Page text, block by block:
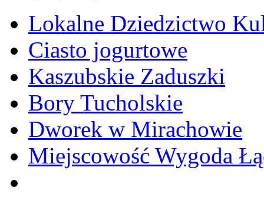
Lokalne Dziedzictwo
Ciasto jogurtowe
Kaszubskie Zaduszki
Bory Tucholskie
Dworek w Mirachowie
Miejscowość Wygoda